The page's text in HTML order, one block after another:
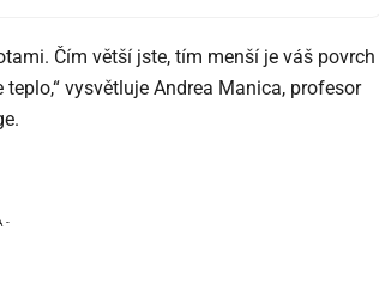
Čím větší jste, tím menší je váš povrch
vysvětluje Andrea Manica, profesor